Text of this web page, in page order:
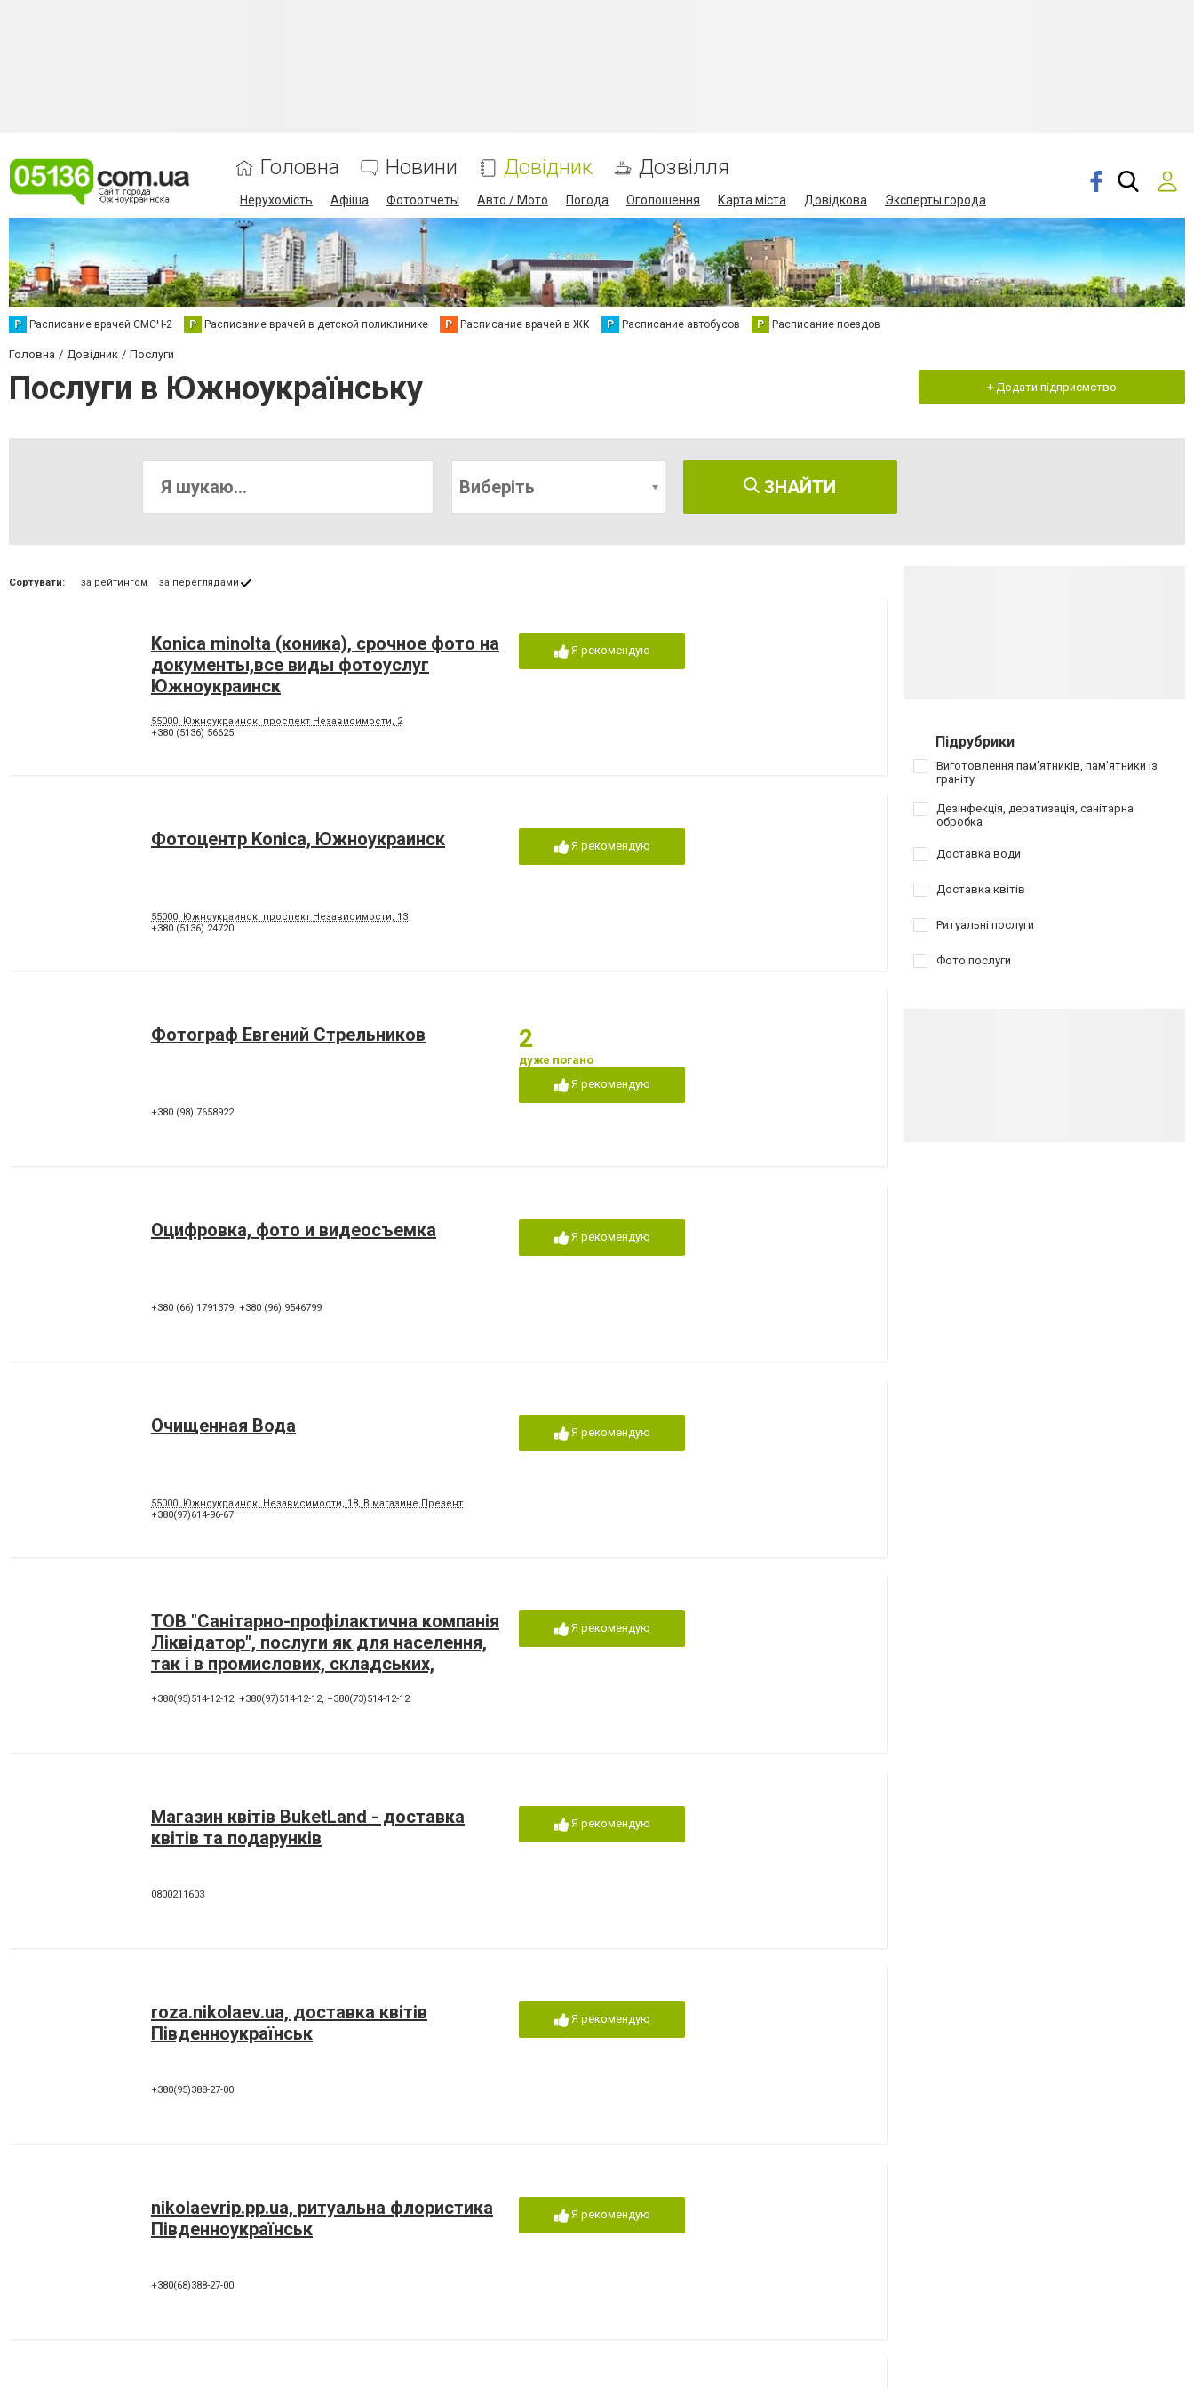
Головна Новини Довідник Дозвілля
Нерухомість Афіша Фотоотчеты Авто / Мото Погода Оголошення Карта міста Довідкова Эксперты города
Р Расписание врачей СМСЧ-2 Р Расписание врачей в детской поликлинике Р Расписание врачей в ЖК Р Расписание автобусов Р Расписание поездов
Головна Довідник Послуги
Послуги в Южноукраїнську + Додати підприємство
Виберіть ЗНАЙТИ
Сортувати: за рейтингом за переглядами
Konica minolta (коника), срочное фото на
документы,все виды фотоуслуг
Южноукраинск
55000, Южноукраинск, проспект Независимости, 2
+380 (5136) 56625
Я рекомендую
Фотоцентр Konica, Южноукраинск
55000, Южноукраинск, проспект Независимости, 13
+380 (5136) 24720
Я рекомендую
Фотограф Евгений Стрельников
+380 (98) 7658922
2
дуже погано
Я рекомендую
Оцифровка, фото и видеосъемка
+380 (66) 1791379, +380 (96) 9546799
Я рекомендую
Очищенная Вода
55000, Южноукраинск, Независимости, 18, В магазине Презент
+380(97)614-96-67
Я рекомендую
ТОВ "Санітарно-профілактична компанія
Ліквідатор", послуги як для населення,
так і в промислових, складських,
+380(95)514-12-12, +380(97)514-12-12, +380(73)514-12-12
Я рекомендую
Магазин квітів BuketLand - доставка
квітів та подарунків
0800211603
Я рекомендую
roza.nikolaev.ua, доставка квітів
Південноукраїнськ
+380(95)388-27-00
Я рекомендую
nikolaevrip.pp.ua, ритуальна флористика
Південноукраїнськ
+380(68)388-27-00
Я рекомендую
Підрубрики
Виготовлення пам'ятників, пам'ятники із
граніту
Дезінфекція, дератизація, санітарна
обробка
Доставка води
Доставка квітів
Ритуальні послуги
Фото послуги